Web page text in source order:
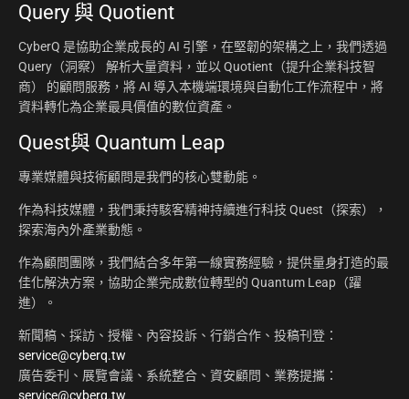
Query 與 Quotient
CyberQ 是協助企業成長的 AI 引擎，在堅韌的架構之上，我們透過
Query（洞察） 解析大量資料，並以 Quotient（提升企業科技智
商） 的顧問服務，將 AI 導入本機端環境與自動化工作流程中，將
資料轉化為企業最具價值的數位資產。
Quest與 Quantum Leap
專業媒體與技術顧問是我們的核心雙動能。
作為科技媒體，我們秉持駭客精神持續進行科技 Quest（探索），
探索海內外產業動態。
作為顧問團隊，我們結合多年第一線實務經驗，提供量身打造的最
佳化解決方案，協助企業完成數位轉型的 Quantum Leap（躍
進）。
新聞稿、採訪、授權、內容投訴、行銷合作、投稿刊登：
service@cyberq.tw
廣告委刊、展覽會議、系統整合、資安顧問、業務提攜：
service@cyberq.tw